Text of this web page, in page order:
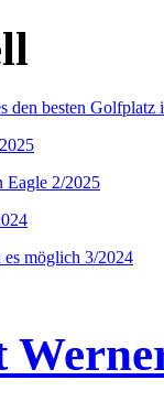
den besten
Eagle 2/2025
möglich 3/2024